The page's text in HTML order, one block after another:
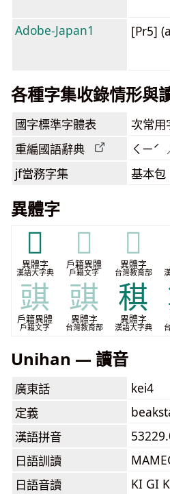
Adobe-Japan1 [Pr5]
各種字集收錄情形與
國字標準字體表 次常用
重編國語辭典 ㄑㄧˊ
jf當務字集 基本包
異體字
𦬟
異體字
漢語大字典
𦬟
戶籍異體
戶籍文字
𦬟
異體字
台灣教育部
𧯯
戶籍異體
戶籍文字
𧯯
異體字
台灣教育部
稘
異體字
漢語大字典
Unihan — 讀音
廣東話
kei4
定義
漢語拼音
日語訓讀
日語音讀
KI GI